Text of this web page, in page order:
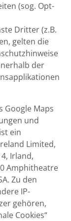
(sog. Opt-
Dritter (z.B.
gelten die
der
Google Maps
und
ein
Limited,
Irland,
Amphitheatre
Zu den
IP-
gehören,
Cookies“